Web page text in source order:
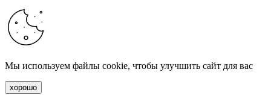
Мы используем файлы cookie, чтобы улучшить сайт для вас
хорошо